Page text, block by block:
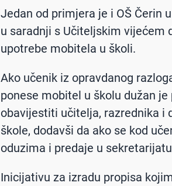
Jedan od primjera je i OŠ Čerin
u saradnji s Učiteljskim vijećem
upotrebe mobitela u školi.
Ako učenik iz opravdanog
ponese mobitel u školu dužan
obavijestiti učitelja, razrednika i
škole, dodavši da ako se kod
oduzima i predaje u
Inicijativu za izradu propisa